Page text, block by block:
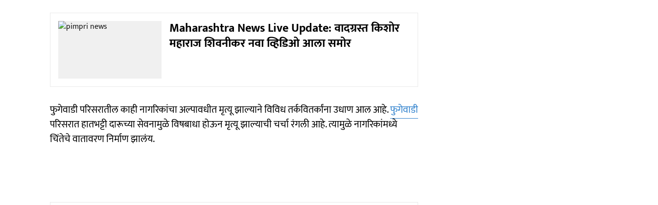
Maharashtra News Live Update: वादग्रस्त किशोर
महाराज शिवनीकर नवा व्हिडिओ आला समोर
फुगेवाडी परिसरातील काही नागरिकांचा अल्पावधीत मृत्यू झाल्याने विविध तर्कवितर्कांना उधाण आल आहे.फुगेवाडी
परिसरात हातभट्टी दारूच्या सेवनामुळे विषबाधा होऊन मृत्यू झाल्याची चर्चा रंगली आहे. त्यामुळे नागरिकांमध्ये
चिंतेचे वातावरण निर्माण झालंय.